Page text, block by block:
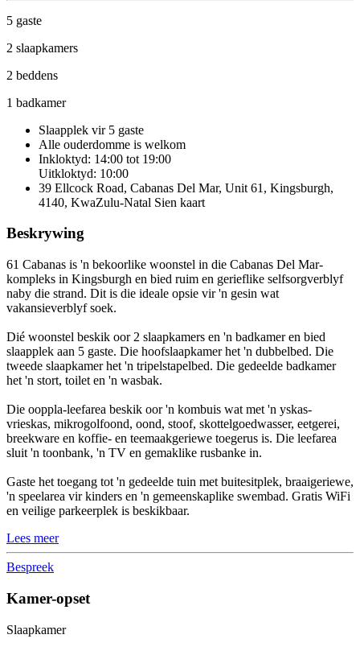
5 gaste
2 slaapkamers
2 beddens
1 badkamer
Slaapplek vir 5 gaste
Alle ouderdomme is welkom
Inkloktyd: 14:00 tot 19:00
Uitkloktyd: 10:00
39 Ellcock Road, Cabanas Del Mar, Unit 61, Kingsburgh,
4140, KwaZulu-Natal Sien kaart
Beskrywing
61 Cabanas is 'n bekoorlike woonstel in die Cabanas Del Mar-
kompleks in Kingsburgh en bied ruim en gerieflike selfsorgverblyf
naby die strand. Dit is die ideale opsie vir 'n gesin wat
vakansieverblyf soek.
Dié woonstel beskik oor 2 slaapkamers en 'n badkamer en bied
slaapplek aan 5 gaste. Die hoofslaapkamer het 'n dubbelbed. Die
tweede slaapkamer het 'n tripelstapelbed. Die gedeelde badkamer
het 'n stort, toilet en 'n wasbak.
Die ooppla-leefarea beskik oor 'n kombuis wat met 'n yskas-
vrieskas, mikrogolfoond, oond, stoof, skottelgoedwasser, eetgerei,
breekware en koffie- en teemaakgeriewe toegerus is. Die leefarea
sluit 'n toonbank, 'n TV en gemaklike rusbanke in.
Gaste het toegang tot 'n gedeelde tuin met buitesitplek, braaigeriewe,
'n speelarea vir kinders en 'n gemeenskaplike swembad. Gratis WiFi
en veilige parkeerplek is beskikbaar.
Lees meer
Bespreek
Kamer-opset
Slaapkamer